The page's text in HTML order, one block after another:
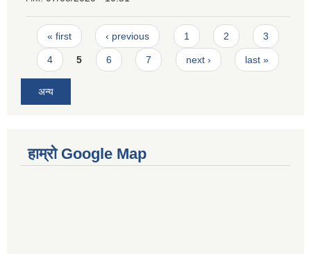
Pages
« first ‹ previous 1 2 3
4 5 6 7 next › last »
अन्य
हाम्रो Google Map